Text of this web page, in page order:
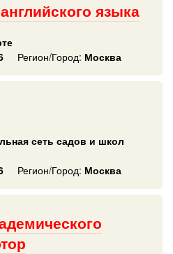
языка
Регион/Город: Москва
сеть садов и школ
Регион/Город: Москва